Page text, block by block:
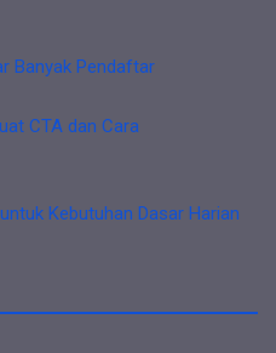
Banyak Pendaftar
CTA dan Cara
Kebutuhan Dasar Harian